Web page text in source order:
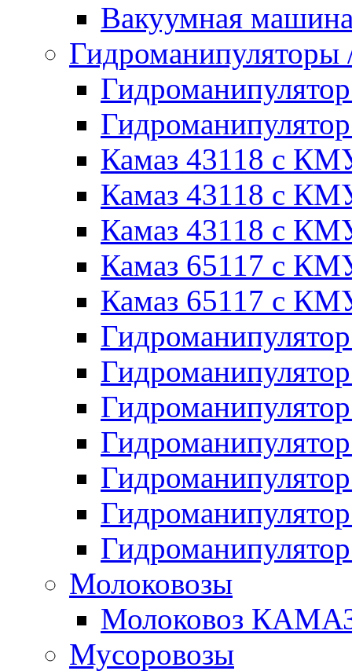
Вакуумная
Камаз 43118 с
Камаз 43118 с
Камаз 43118 с
Камаз 65117 с
Камаз 65117 с
Молоковозы
Молоковоз
Мусоровозы